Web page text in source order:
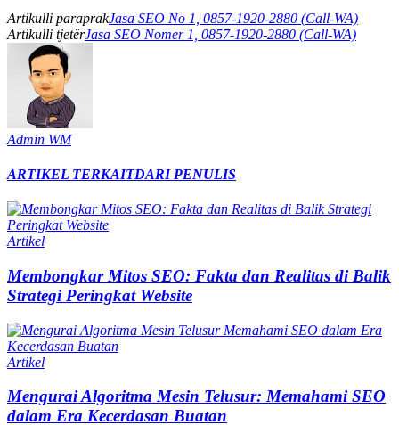
Artikulli paraprakJasa SEO No 1, 0857-1920-2880 (Call-WA)
Artikulli tjetërJasa SEO Nomer 1, 0857-1920-2880 (Call-WA)
Admin WM
ARTIKEL TERKAITDARI PENULIS
Artikel
Membongkar Mitos SEO: Fakta dan Realitas di Balik
Strategi Peringkat Website
Artikel
Mengurai Algoritma Mesin Telusur: Memahami SEO
dalam Era Kecerdasan Buatan